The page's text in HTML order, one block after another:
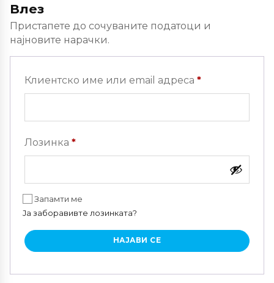
Влез
Пристапете до сочуваните податоци и
најновите нарачки.
Клиентско име или email адреса *
Лозинка *Задолжително
Запамти ме
Ја заборавивте лозинката?
НАЈАВИ СЕ